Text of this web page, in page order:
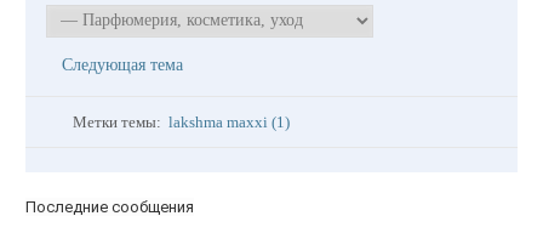
Следующая тема
Метки темы:lakshma maxxi (1)
Последние сообщения